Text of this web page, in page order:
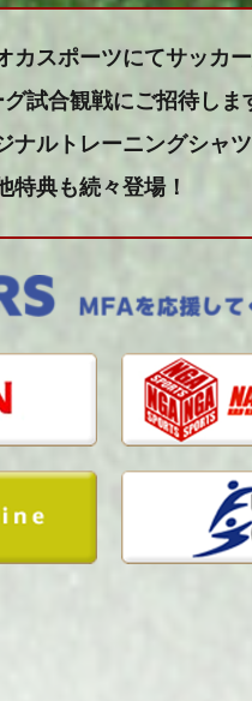
カスポーツにてサッカ
試合観戦にご招待しま
ナルトレーニングシャ
特典も続々登場！